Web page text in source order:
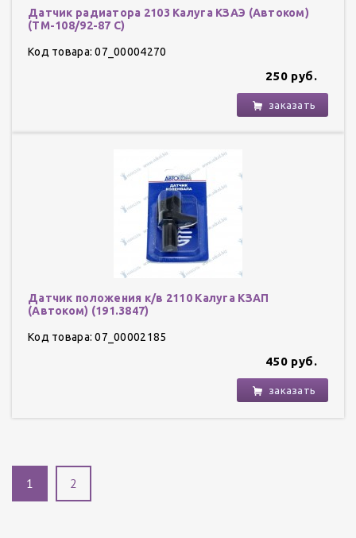
Датчик радиатора 2103 Калуга КЗАЭ (Автоком)
(ТМ-108/92-87 С)
Код товара: 07_00004270
250 руб.
заказать
Датчик положения к/в 2110 Калуга КЗАП
(Автоком) (191.3847)
Код товара: 07_00002185
450 руб.
заказать
1 2